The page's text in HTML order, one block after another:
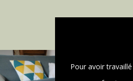
Pour avoir